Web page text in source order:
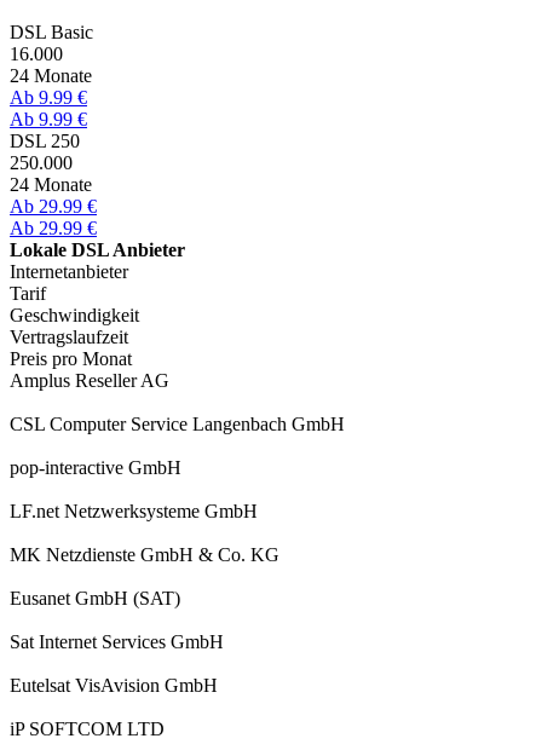
DSL Basic
16.000
24 Monate
Ab 9.99 €
Ab 9.99 €
DSL 250
250.000
24 Monate
Ab 29.99 €
Ab 29.99 €
Lokale DSL Anbieter
Internetanbieter
Tarif
Geschwindigkeit
Vertragslaufzeit
Preis pro Monat
Amplus Reseller AG
CSL Computer Service Langenbach GmbH
pop-interactive GmbH
LF.net Netzwerksysteme GmbH
MK Netzdienste GmbH & Co. KG
Eusanet GmbH (SAT)
Sat Internet Services GmbH
Eutelsat VisAvision GmbH
iP SOFTCOM LTD